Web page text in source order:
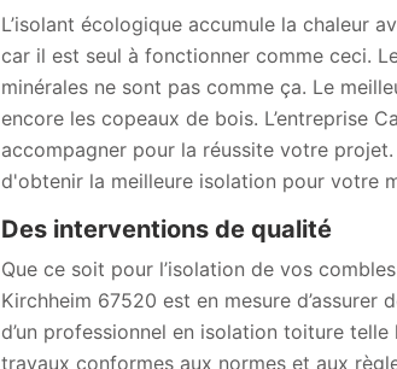
L’isolant écologique accumule la chaleur
car il est seul à fonctionner comme ceci.
minérales ne sont pas comme ça. Le
encore les copeaux de bois. L’entreprise
accompagner pour la réussite votre
d'obtenir la meilleure isolation pour votre
Des interventions de qualité
Que ce soit pour l’isolation de vos
Kirchheim 67520 est en mesure d’assurer
d’un professionnel en isolation toiture
travaux conformes aux normes et aux